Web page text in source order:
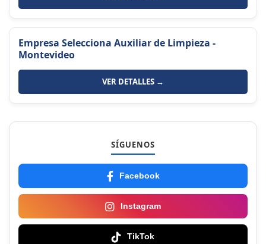
Empresa Selecciona Auxiliar de Limpieza -
Montevideo
VER DETALLES →
SÍGUENOS
Facebook
Instagram
TikTok